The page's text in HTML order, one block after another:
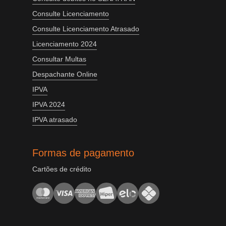
Consulte Licenciamento
Consulte Licenciamento Atrasado
Licenciamento 2024
Consultar Multas
Despachante Online
IPVA
IPVA 2024
IPVA atrasado
Formas de pagamento
Cartões de crédito